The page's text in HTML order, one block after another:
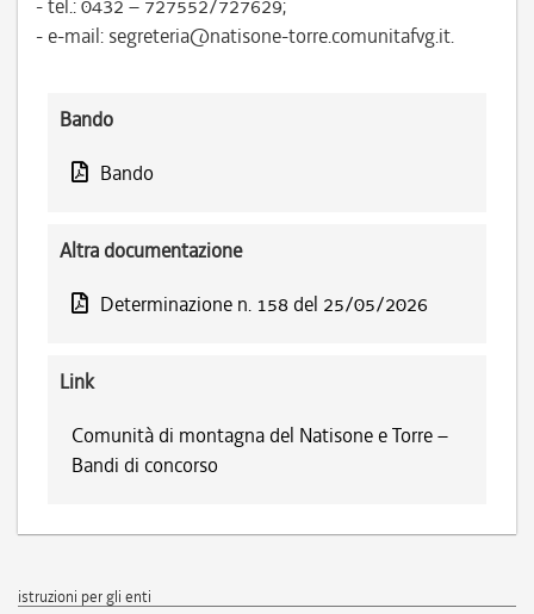
- tel.: 0432 – 727552/727629;
- e-mail: segreteria@natisone-torre.comunitafvg.it.
Bando
Bando
Altra documentazione
Determinazione n. 158 del 25/05/2026
Link
Comunità di montagna del Natisone e Torre –
Bandi di concorso
istruzioni per gli enti